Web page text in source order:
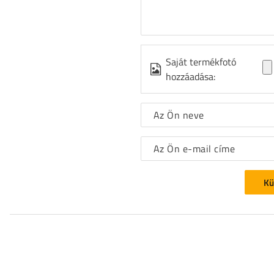
Saját termékfotó
hozzáadása:
Az Ön neve
Az Ön e-mail címe